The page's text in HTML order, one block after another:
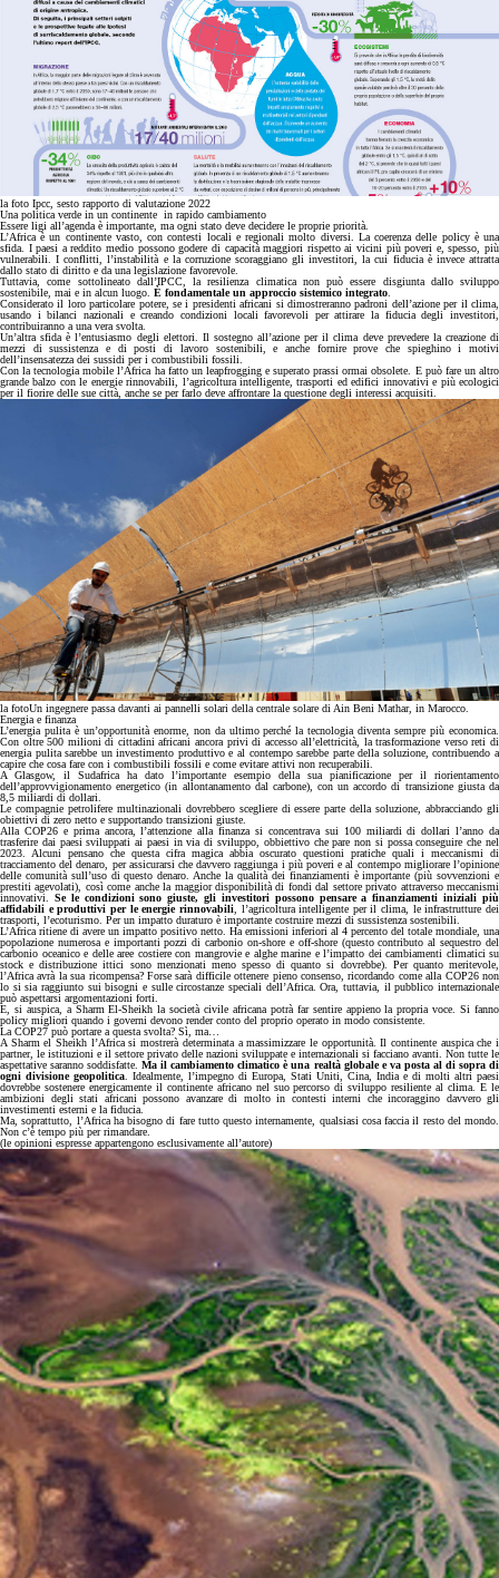
la foto Ipcc, sesto rapporto di valutazione 2022
Una politica verde in un continente in rapido cambiamento
Essere ligi all’agenda è importante, ma ogni stato deve decidere le proprie priorità.
L’Africa è un continente vasto, con contesti locali e regionali molto diversi. La coerenza delle policy è una
sfida. I paesi a reddito medio possono godere di capacità maggiori rispetto ai vicini più poveri e, spesso, più
vulnerabili. I conflitti, l’instabilità e la corruzione scoraggiano gli investitori, la cui fiducia è invece attratta
dallo stato di diritto e da una legislazione favorevole.
Tuttavia, come sottolineato dall’IPCC, la resilienza climatica non può essere disgiunta dallo sviluppo
sostenibile, mai e in alcun luogo. È fondamentale un approccio sistemico integrato.
Considerato il loro particolare potere, se i presidenti africani si dimostreranno padroni dell’azione per il clima,
usando i bilanci nazionali e creando condizioni locali favorevoli per attirare la fiducia degli investitori,
contribuiranno a una vera svolta.
Un’altra sfida è l’entusiasmo degli elettori. Il sostegno all’azione per il clima deve prevedere la creazione di
mezzi di sussistenza e di posti di lavoro sostenibili, e anche fornire prove che spieghino i motivi
dell’insensatezza dei sussidi per i combustibili fossili.
Con la tecnologia mobile l’Africa ha fatto un leapfrogging e superato prassi ormai obsolete. E può fare un altro
grande balzo con le energie rinnovabili, l’agricoltura intelligente, trasporti ed edifici innovativi e più ecologici
per il fiorire delle sue città, anche se per farlo deve affrontare la questione degli interessi acquisiti.
la fotoUn ingegnere passa davanti ai pannelli solari della centrale solare di Ain Beni Mathar, in Marocco.
Energia e finanza
L’energia pulita è un’opportunità enorme, non da ultimo perché la tecnologia diventa sempre più economica.
Con oltre 500 milioni di cittadini africani ancora privi di accesso all’elettricità, la trasformazione verso reti di
energia pulita sarebbe un investimento produttivo e al contempo sarebbe parte della soluzione, contribuendo a
capire che cosa fare con i combustibili fossili e come evitare attivi non recuperabili.
A Glasgow, il Sudafrica ha dato l’importante esempio della sua pianificazione per il riorientamento
dell’approvvigionamento energetico (in allontanamento dal carbone), con un accordo di transizione giusta da
8,5 miliardi di dollari.
Le compagnie petrolifere multinazionali dovrebbero scegliere di essere parte della soluzione, abbracciando gli
obiettivi di zero netto e supportando transizioni giuste.
Alla COP26 e prima ancora, l’attenzione alla finanza si concentrava sui 100 miliardi di dollari l’anno da
trasferire dai paesi sviluppati ai paesi in via di sviluppo, obbiettivo che pare non si possa conseguire che nel
2023. Alcuni pensano che questa cifra magica abbia oscurato questioni pratiche quali i meccanismi di
tracciamento del denaro, per assicurarsi che davvero raggiunga i più poveri e al contempo migliorare l’opinione
delle comunità sull’uso di questo denaro. Anche la qualità dei finanziamenti è importante (più sovvenzioni e
prestiti agevolati), così come anche la maggior disponibilità di fondi dal settore privato attraverso meccanismi
innovativi. Se le condizioni sono giuste, gli investitori possono pensare a finanziamenti iniziali più
affidabili e produttivi per le energie rinnovabili, l’agricoltura intelligente per il clima, le infrastrutture dei
trasporti, l’ecoturismo. Per un impatto duraturo è importante costruire mezzi di sussistenza sostenibili.
L’Africa ritiene di avere un impatto positivo netto. Ha emissioni inferiori al 4 percento del totale mondiale, una
popolazione numerosa e importanti pozzi di carbonio on-shore e off-shore (questo contributo al sequestro del
carbonio oceanico e delle aree costiere con mangrovie e alghe marine e l’impatto dei cambiamenti climatici su
stock e distribuzione ittici sono menzionati meno spesso di quanto si dovrebbe). Per quanto meritevole,
l’Africa avrà la sua ricompensa? Forse sarà difficile ottenere pieno consenso, ricordando come alla COP26 non
lo si sia raggiunto sui bisogni e sulle circostanze speciali dell’Africa. Ora, tuttavia, il pubblico internazionale
può aspettarsi argomentazioni forti.
E, si auspica, a Sharm El-Sheikh la società civile africana potrà far sentire appieno la propria voce. Si fanno
policy migliori quando i governi devono render conto del proprio operato in modo consistente.
La COP27 può portare a questa svolta? Sì, ma…
A Sharm el Sheikh l’Africa si mostrerà determinata a massimizzare le opportunità. Il continente auspica che i
partner, le istituzioni e il settore privato delle nazioni sviluppate e internazionali si facciano avanti. Non tutte le
aspettative saranno soddisfatte.Ma il cambiamento climatico è una realtà globale e va posta al di sopra di
ogni divisione geopolitica . Idealmente, l’impegno di Europa, Stati Uniti, Cina, India e di molti altri paesi
dovrebbe sostenere energicamente il continente africano nel suo percorso di sviluppo resiliente al clima. E le
ambizioni degli stati africani possono avanzare di molto in contesti interni che incoraggino davvero gli
investimenti esterni e la fiducia.
Ma, soprattutto, l’Africa ha bisogno di fare tutto questo internamente, qualsiasi cosa faccia il resto del mondo.
Non c’è tempo più per rimandare.
(le opinioni espresse appartengono esclusivamente all’autore)